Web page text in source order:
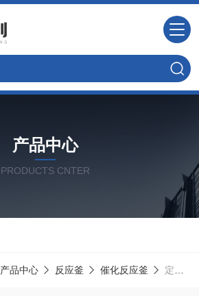
产品中心
PRODUCTS CNTER
产品中心 反应釜 催化反应釜 定制DCC实验室微型高压催化反应釜